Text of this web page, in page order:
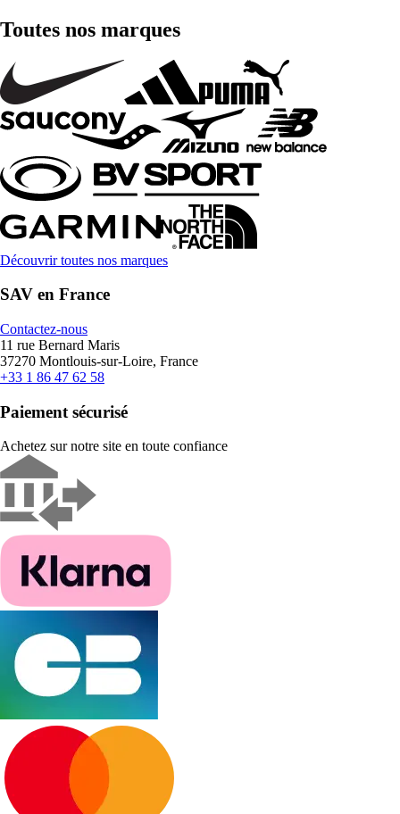
Toutes nos marques
Découvrir toutes nos marques
SAV en France
Contactez-nous
11 rue Bernard Maris
37270 Montlouis-sur-Loire, France
+33 1 86 47 62 58
Paiement sécurisé
Achetez sur notre site en toute confiance